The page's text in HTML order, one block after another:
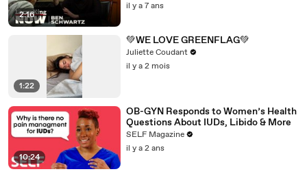
2:16
il y a 7 ans
1:22
💚WE LOVE GREENFLAG💚
Juliette Coudant
il y a 2 mois
10:24
OB-GYN Responds to Women’s Health
Questions About IUDs, Libido & More
SELF Magazine
il y a 2 ans